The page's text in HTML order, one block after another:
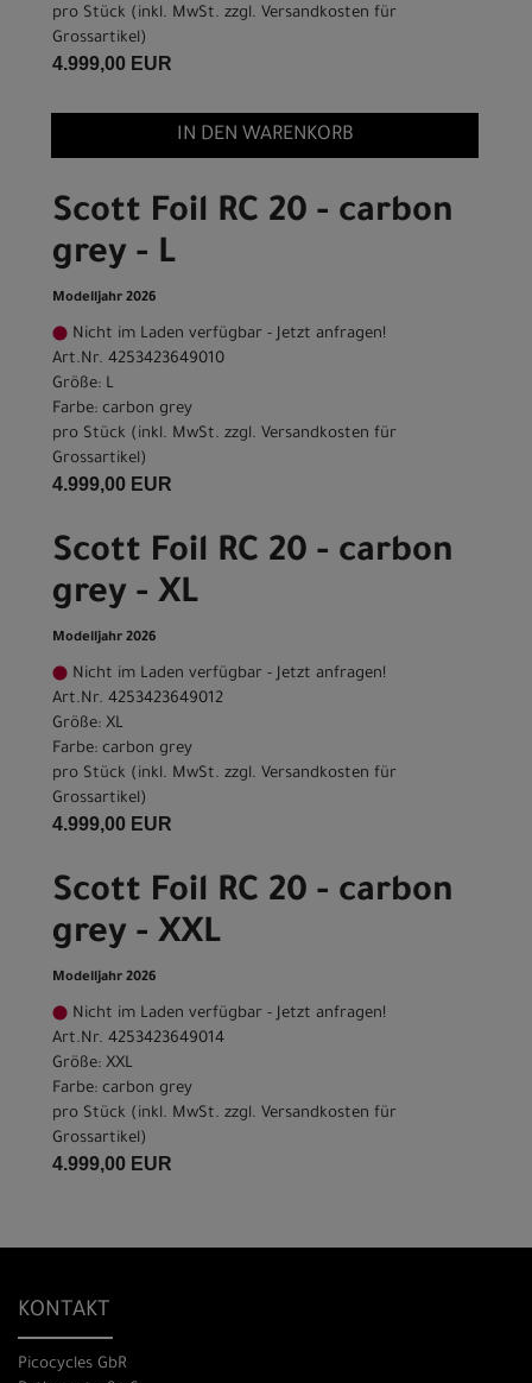
pro Stück (inkl. MwSt. zzgl. Versandkosten für
Grossartikel)
4.999,00 EUR
IN DEN WARENKORB
Scott Foil RC 20 - carbon
grey - L
Modelljahr 2026
Nicht im Laden verfügbar - Jetzt anfragen!
Art.Nr. 4253423649010
Größe: L
Farbe: carbon grey
pro Stück (inkl. MwSt. zzgl. Versandkosten für
Grossartikel)
4.999,00 EUR
Scott Foil RC 20 - carbon
grey - XL
Modelljahr 2026
Nicht im Laden verfügbar - Jetzt anfragen!
Art.Nr. 4253423649012
Größe: XL
Farbe: carbon grey
pro Stück (inkl. MwSt. zzgl. Versandkosten für
Grossartikel)
4.999,00 EUR
Scott Foil RC 20 - carbon
grey - XXL
Modelljahr 2026
Nicht im Laden verfügbar - Jetzt anfragen!
Art.Nr. 4253423649014
Größe: XXL
Farbe: carbon grey
pro Stück (inkl. MwSt. zzgl. Versandkosten für
Grossartikel)
4.999,00 EUR
KONTAKT
Picocycles GbR